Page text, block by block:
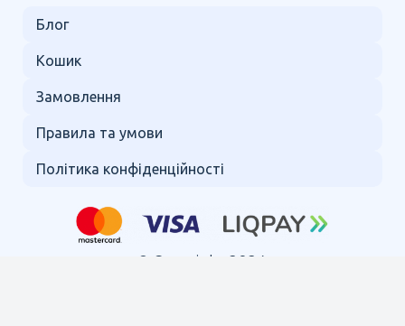
Блог
Кошик
Замовлення
Правила та умови
Політика конфіденційності
© Copyright 2024.